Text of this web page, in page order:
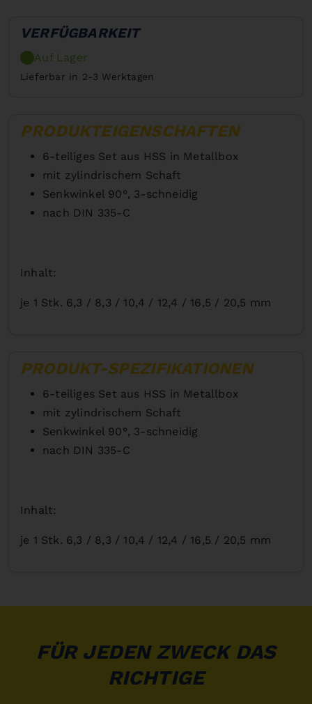
VERFÜGBARKEIT
Auf Lager
Lieferbar in 2-3 Werktagen
PRODUKTEIGENSCHAFTEN
6-teiliges Set aus HSS in Metallbox
mit zylindrischem Schaft
Senkwinkel 90°, 3-schneidig
nach DIN 335-C
Inhalt:
je 1 Stk. 6,3 / 8,3 / 10,4 / 12,4 / 16,5 / 20,5 mm
PRODUKT-SPEZIFIKATIONEN
6-teiliges Set aus HSS in Metallbox
mit zylindrischem Schaft
Senkwinkel 90°, 3-schneidig
nach DIN 335-C
Inhalt:
je 1 Stk. 6,3 / 8,3 / 10,4 / 12,4 / 16,5 / 20,5 mm
FÜR JEDEN ZWECK DAS
RICHTIGE